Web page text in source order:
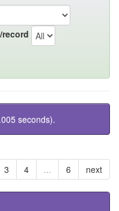
seconds).
3 4 ... 6 next